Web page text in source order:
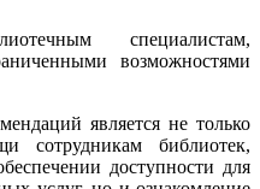
специалистам,
возможностями
является не только
сотрудникам библиотек,
доступности для